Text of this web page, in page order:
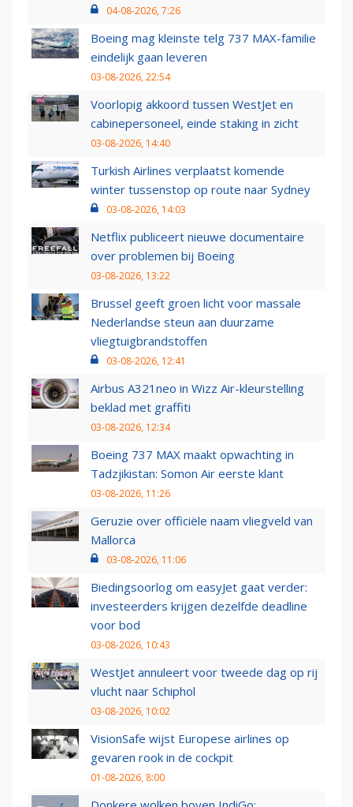
04-08-2026, 7:26
Boeing mag kleinste telg 737 MAX-familie
eindelijk gaan leveren
03-08-2026, 22:54
Voorlopig akkoord tussen WestJet en
cabinepersoneel, einde staking in zicht
03-08-2026, 14:40
Turkish Airlines verplaatst komende
winter tussenstop op route naar Sydney
03-08-2026, 14:03
Netflix publiceert nieuwe documentaire
over problemen bij Boeing
03-08-2026, 13:22
Brussel geeft groen licht voor massale
Nederlandse steun aan duurzame
vliegtuigbrandstoffen
03-08-2026, 12:41
Airbus A321neo in Wizz Air-kleurstelling
beklad met graffiti
03-08-2026, 12:34
Boeing 737 MAX maakt opwachting in
Tadzjikistan: Somon Air eerste klant
03-08-2026, 11:26
Geruzie over officiële naam vliegveld van
Mallorca
03-08-2026, 11:06
Biedingsoorlog om easyJet gaat verder:
investeerders krijgen dezelfde deadline
voor bod
03-08-2026, 10:43
WestJet annuleert voor tweede dag op rij
vlucht naar Schiphol
03-08-2026, 10:02
VisionSafe wijst Europese airlines op
gevaren rook in de cockpit
01-08-2026, 8:00